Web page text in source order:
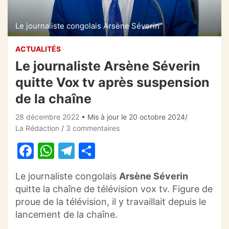
Le journaliste congolais Arsène Séverin
ACTUALITÉS
Le journaliste Arsène Séverin
quitte Vox tv après suspension
de la chaîne
28 décembre 2022 • Mis à jour le 20 octobre 2024
La Rédaction
3 commentaires
F
c
e
b
W
h
at
s
A
T
e
gr
a
ta
g
er
Le journaliste congolais Arsène Séverin
quitte la chaîne de télévision vox tv. Figure de
proue de la télévision, il y travaillait depuis le
lancement de la chaîne.